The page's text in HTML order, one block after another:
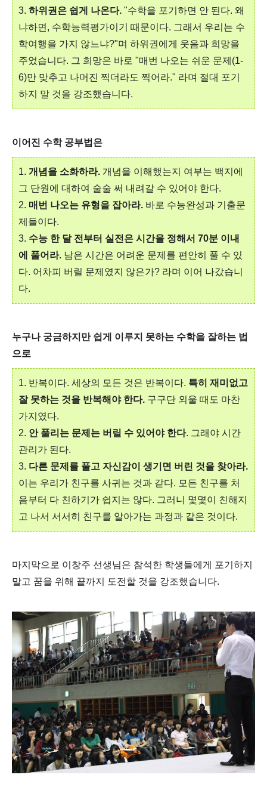
3. 하위권은 쉽게 나온다. "수학을 포기하면 안 된다. 왜
냐하면, 수학능력평가이기 때문이다. 그래서 우리는 수
학여행을 가지 않느냐?"며 하위권에게 웃음과 희망을
주었습니다. 그 희망은 바로 "매번 나오는 쉬운 문제(1-
6)만 맞추고 나머진 찍더라도 찍어라." 라며 절대 포기
하지 말 것을 강조했습니다.
이어진 수학 공부법은
1. 개념을 소화하라. 개념을 이해했는지 여부는 백지에
그 단원에 대하여 술술 써 내려갈 수 있어야 한다.
2. 매번 나오는 유형을 잡아라. 바로 수능완성과 기출문
제들이다.
3. 수능 한 달 전부터 실전은 시간을 정해서 70분 이내
에 풀어라. 남은 시간은 어려운 문제를 편안히 풀 수 있
다. 어차피 버릴 문제였지 않은가? 라며 이어 나갔습니
다.
누구나 궁금하지만 쉽게 이루지 못하는 수학을 잘하는 법
으로
1. 반복이다. 세상의 모든 것은 반복이다. 특히 재미없고
잘 못하는 것을 반복해야 한다. 구구단 외울 때도 마찬
가지였다.
2. 안 풀리는 문제는 버릴 수 있어야 한다. 그래야 시간
관리가 된다.
3. 다른 문제를 풀고 자신감이 생기면 버린 것을 찾아라.
이는 우리가 친구를 사귀는 것과 같다. 모든 친구를 처
음부터 다 친하기가 쉽지는 않다. 그러니 몇몇이 친해지
고 나서 서서히 친구를 알아가는 과정과 같은 것이다.
마지막으로 이창주 선생님은 참석한 학생들에게 포기하지
말고 꿈을 위해 끝까지 도전할 것을 강조했습니다.